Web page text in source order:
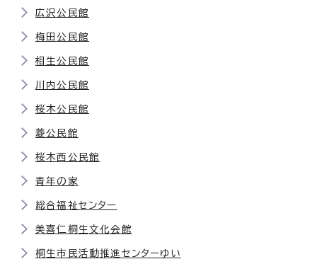
広沢公民館
梅田公民館
相生公民館
川内公民館
桜木公民館
菱公民館
桜木西公民館
青年の家
総合福祉センター
美喜仁桐生文化会館
桐生市民活動推進センターゆい